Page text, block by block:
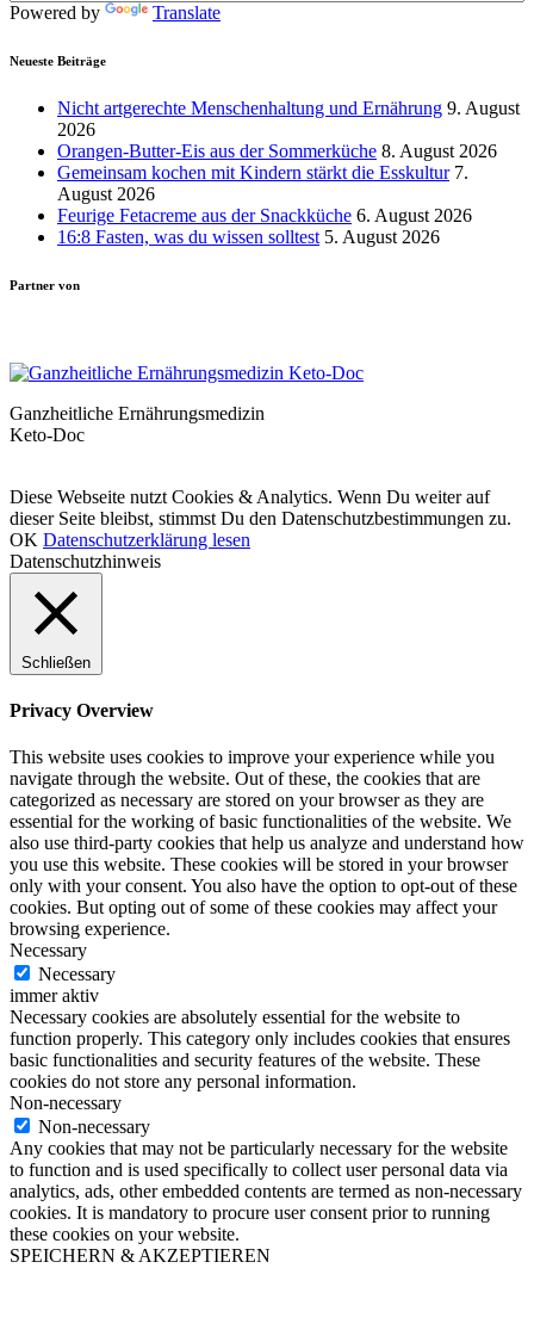
Powered by Translate
Neueste Beiträge
Nicht artgerechte Menschenhaltung und Ernährung 9. August
2026
Orangen-Butter-Eis aus der Sommerküche 8. August 2026
Gemeinsam kochen mit Kindern stärkt die Esskultur 7.
August 2026
Feurige Fetacreme aus der Snackküche 6. August 2026
16:8 Fasten, was du wissen solltest 5. August 2026
Partner von
Ganzheitliche Ernährungsmedizin
Keto-Doc
Diese Webseite nutzt Cookies & Analytics. Wenn Du weiter auf
dieser Seite bleibst, stimmst Du den Datenschutzbestimmungen zu.
OK Datenschutzerklärung lesen
Datenschutzhinweis
Schließen
Privacy Overview
This website uses cookies to improve your experience while you
navigate through the website. Out of these, the cookies that are
categorized as necessary are stored on your browser as they are
essential for the working of basic functionalities of the website. We
also use third-party cookies that help us analyze and understand how
you use this website. These cookies will be stored in your browser
only with your consent. You also have the option to opt-out of these
cookies. But opting out of some of these cookies may affect your
browsing experience.
Necessary
Necessary
immer aktiv
Necessary cookies are absolutely essential for the website to
function properly. This category only includes cookies that ensures
basic functionalities and security features of the website. These
cookies do not store any personal information.
Non-necessary
Non-necessary
Any cookies that may not be particularly necessary for the website
to function and is used specifically to collect user personal data via
analytics, ads, other embedded contents are termed as non-necessary
cookies. It is mandatory to procure user consent prior to running
these cookies on your website.
SPEICHERN & AKZEPTIEREN